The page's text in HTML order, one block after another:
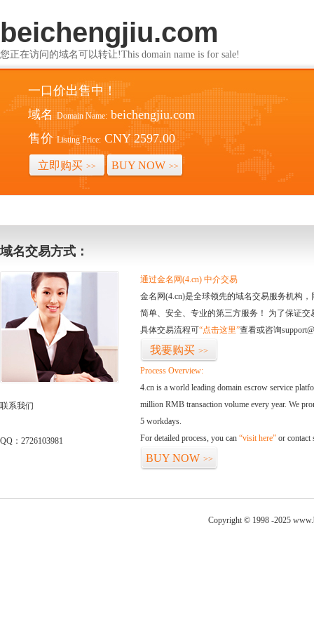
beichengjiu.com
您正在访问的域名可以转让!This domain name is for sale!
一口价出售中！
域名 Domain Name: beichengjiu.com
售价 Listing Price: CNY 2597.00
立即购买 >> BUY NOW >>
域名交易方式：
联系我们
QQ：2726103981
通过金名网(4.cn) 中介交易
金名网(4.cn)是全球领先的域名交易服务机构
简单、安全、专业的第三方服务！ 为了保证
具体交易流程可“点击这里”查看或咨询
我要购买 >>
Process Overview:
4.cn is a world leading domain escrow service
million RMB transaction volume every year. We
5 workdays.
For detailed process, you can “visit here” or contact
BUY NOW >>
Copyright © 1998 -2025